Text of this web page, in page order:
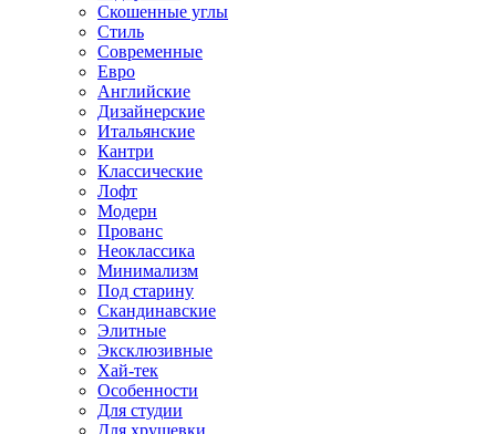
Скошенные углы
Стиль
Современные
Евро
Английские
Дизайнерские
Итальянские
Кантри
Классические
Лофт
Модерн
Прованс
Неоклассика
Минимализм
Под старину
Скандинавские
Элитные
Эксклюзивные
Хай-тек
Особенности
Для студии
Для хрущевки